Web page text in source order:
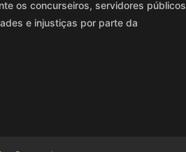
os concurseiros, servidores públicos
e injustiças por parte da